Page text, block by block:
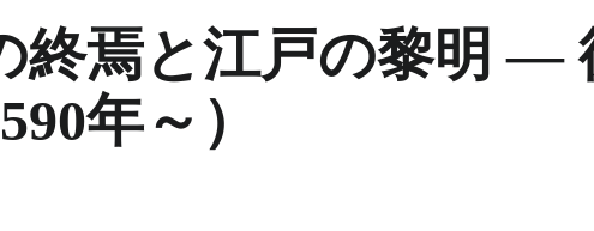
終焉と江戸の黎明 ―
年～）